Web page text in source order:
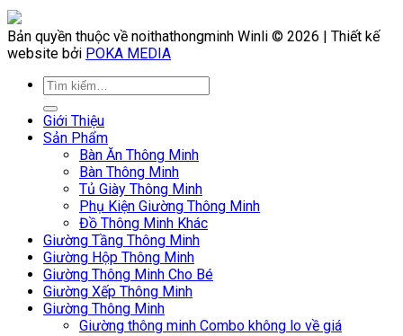
Bản quyền thuộc về noithathongminh Winli © 2026 | Thiết kế
website bởi POKA MEDIA
Giới Thiệu
Sản Phẩm
Bàn Ăn Thông Minh
Bàn Thông Minh
Tủ Giày Thông Minh
Phụ Kiện Giường Thông Minh
Đồ Thông Minh Khác
Giường Tầng Thông Minh
Giường Hộp Thông Minh
Giường Thông Minh Cho Bé
Giường Xếp Thông Minh
Giường Thông Minh
Giường thông minh Combo không lo về giá